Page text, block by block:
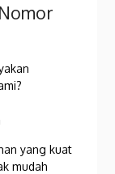
yang kuat
mudah